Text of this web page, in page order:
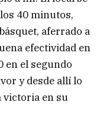
40 minutos,
aferrado a
efectividad en
en el segundo
y desde allí lo
victoria en su